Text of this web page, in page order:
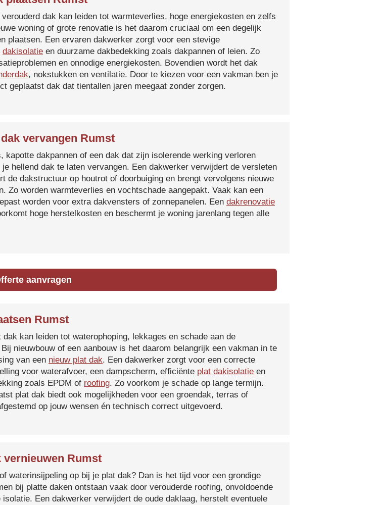
dak kan leiden tot warmteverlies, hoge energiekosten en zelfs
woning of grote renovatie is het daarom cruciaal om een degelijk
plaatsen. Een ervaren dakwerker zorgt voor een stevige
dakisolatie en duurzame dakbedekking zoals dakpannen of leien. Zo
en onnodige energiekosten. Bovendien wordt het dak
, nokstukken en ventilatie. Door te kiezen voor een vakman ben je
geplaatst dak dat tientallen jaren meegaat zonder zorgen.
vervangen Rumst
kapotte dakpannen of een dak dat zijn isolerende werking verloren
hellend dak te laten vervangen. Een dakwerker verwijdert de versleten
de dakstructuur op houtrot of doorbuiging en brengt vervolgens nieuwe
Zo worden warmteverlies en vochtschade aangepakt. Vaak kan een
worden voor extra dakvensters of zonnepanelen. Een dakrenovatie
hoge herstelkosten en beschermt je woning jarenlang tegen alle
aanvragen
Rumst
kan leiden tot waterophoping, lekkages en schade aan de
nieuwbouw of een aanbouw is het daarom belangrijk een vakman in te
van een nieuw plat dak. Een dakwerker zorgt voor een correcte
voor waterafvoer, een dampscherm, efficiënte plat dakisolatie en
zoals EPDM of roofing. Zo voorkom je schade op lange termijn.
plat dak biedt ook mogelijkheden voor een groendak, terras of
op jouw wensen én technisch correct uitgevoerd.
vernieuwen Rumst
waterinsijpeling op bij je plat dak? Dan is het tijd voor een grondige
bij platte daken ontstaan vaak door verouderde roofing, onvoldoende
Een dakwerker verwijdert de oude daklaag, herstelt eventuele